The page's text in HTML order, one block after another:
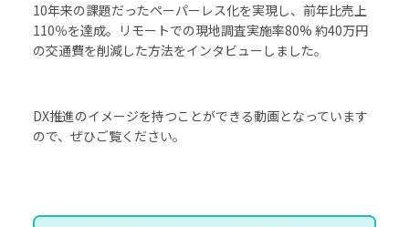
10年来の課題だったペーパーレス化を実現し、前年⽐売上
110％を達成。リモートでの現地調査実施率80% 約40万円
の交通費を削減した方法をインタビューしました。
DX推進のイメージを持つことができる動画となっています
ので、ぜひご覧ください。